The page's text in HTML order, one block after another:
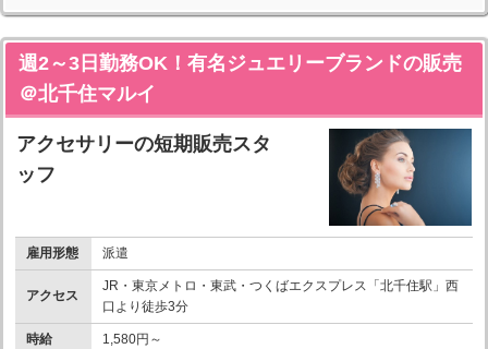
週2～3日勤務OK！有名ジュエリーブランドの販売
＠北千住マルイ
アクセサリーの短期販売スタ
ッフ
雇用形態 派遣
アクセス
JR・東京メトロ・東武・つくばエクスプレス「北千住駅」西
口より徒歩3分
時給 1,580円～